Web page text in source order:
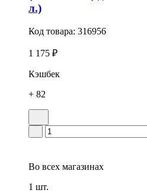
л.)
Код товара: 316956
1 175 ₽
Кэшбек
+ 82
Во всех магазинах
1 шт.